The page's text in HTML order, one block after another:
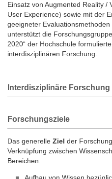
Einsatz von Augmented Reality /
User Experience) sowie mit der
geeigneter
unterstützt die
2020“ der Hochschule
interdisziplinären Forschung.
Interdisziplinäre Forschung
Forschungsziele
Das generelle Ziel der
Verknüpfung zwischen
Bereichen: